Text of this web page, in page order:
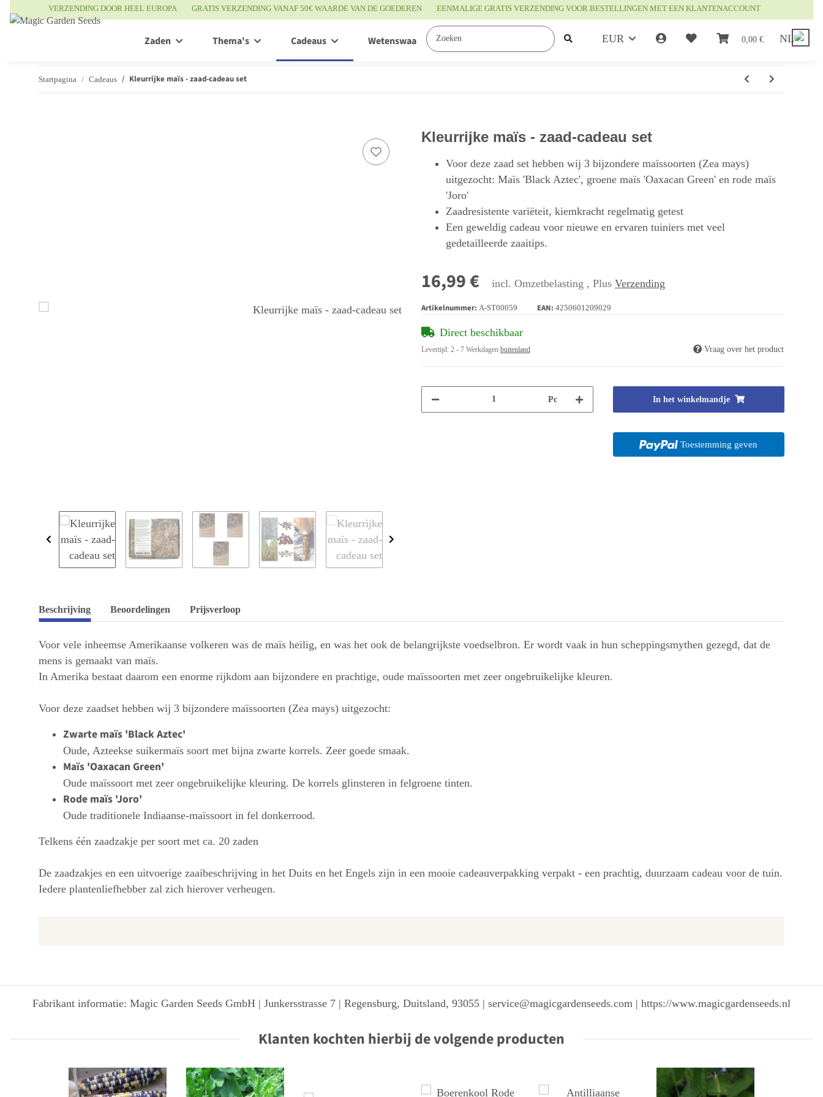
VERZENDING DOOR HEEL EUROPA GRATIS VERZENDING VANAF 50€ WAARDE VAN DE GOEDEREN EENMALIGE GRATIS VERZENDING VOOR BESTELLINGEN MET EEN KLANTENACCOUNT
EUR 0,00 € NL
Zaden Thema's Cadeaus Wetenswaardigheden
Startpagina Cadeaus Kleurrijke maïs - zaad-cadeau set
Kleurrijke maïs - zaad-cadeau set
Voor deze zaad set hebben wij 3 bijzondere maïssoorten (Zea mays)
uitgezocht: Maïs 'Black Aztec', groene maïs 'Oaxacan Green' en rode maïs
'Joro'
Zaadresistente variëteit, kiemkracht regelmatig getest
Een geweldig cadeau voor nieuwe en ervaren tuiniers met veel
gedetailleerde zaaitips.
16,99 € incl. Omzetbelasting , Plus Verzending
Artikelnummer: A-ST00059 EAN: 4250601209029
Direct beschikbaar
Levertijd: 2 - 7 Werkdagen buitenland Vraag over het product
Pc In het winkelmandje
Toestemming geven
Beschrijving Beoordelingen Prijsverloop
Voor vele inheemse Amerikaanse volkeren was de maïs heilig, en was het ook de belangrijkste voedselbron. Er wordt vaak in hun scheppingsmythen gezegd, dat de
mens is gemaakt van maïs.
In Amerika bestaat daarom een enorme rijkdom aan bijzondere en prachtige, oude maïssoorten met zeer ongebruikelijke kleuren.
Voor deze zaadset hebben wij 3 bijzondere maïssoorten (Zea mays) uitgezocht:
Zwarte maïs 'Black Aztec'
Oude, Azteekse suikermaïs soort met bijna zwarte korrels. Zeer goede smaak.
Maïs 'Oaxacan Green'
Oude maïssoort met zeer ongebruikelijke kleuring. De korrels glinsteren in felgroene tinten.
Rode maïs 'Joro'
Oude traditionele Indiaanse-maïssoort in fel donkerrood.
Telkens één zaadzakje per soort met ca. 20 zaden
De zaadzakjes en een uitvoerige zaaibeschrijving in het Duits en het Engels zijn in een mooie cadeauverpakking verpakt - een prachtig, duurzaam cadeau voor de tuin.
Iedere plantenliefhebber zal zich hierover verheugen.
Fabrikant informatie: Magic Garden Seeds GmbH | Junkersstrasse 7 | Regensburg, Duitsland, 93055 | service@magicgardenseeds.com | https://www.magicgardenseeds.nl
Klanten kochten hierbij de volgende producten